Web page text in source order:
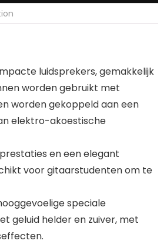
luidsprekers, gemakkelijk
worden gebruikt met
worden gekoppeld aan een
elektro-akoestische
en een elegant
voor gitaarstudenten om te
speciale
geluid helder en zuiver, met